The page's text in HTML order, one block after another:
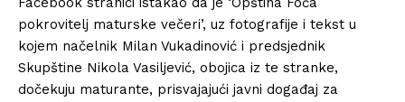
pokrovitelj maturske večeri’, uz fotografije i tekst u
kojem načelnik Milan Vukadinović i predsjednik
Skupštine Nikola Vasiljević, obojica iz te stranke,
dočekuju maturante, prisvajajući javni događaj za